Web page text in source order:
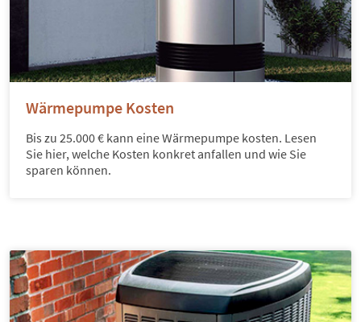
Wärmepumpe Kosten
Bis zu 25.000 € kann eine Wärmepumpe kosten. Lesen
Sie hier, welche Kosten konkret anfallen und wie Sie
sparen können.